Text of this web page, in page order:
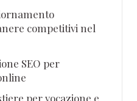
competitivi nel
SEO per
per vocazione e